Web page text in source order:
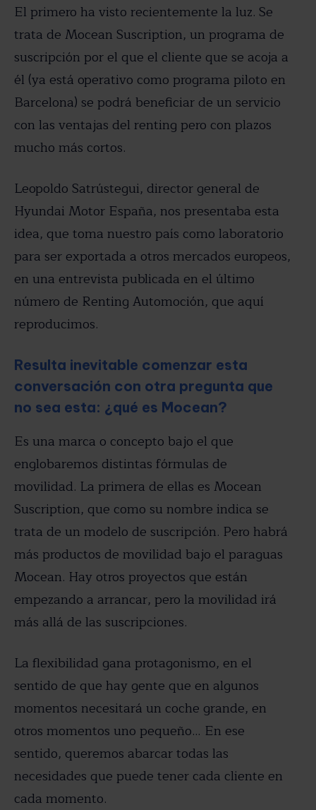
El primero ha visto recientemente la luz. Se
trata de Mocean Suscription, un programa de
suscripción por el que el cliente que se acoja a
él (ya está operativo como programa piloto en
Barcelona) se podrá beneficiar de un servicio
con las ventajas del renting pero con plazos
mucho más cortos.
Leopoldo Satrústegui, director general de
Hyundai Motor España, nos presentaba esta
idea, que toma nuestro país como laboratorio
para ser exportada a otros mercados europeos,
en una entrevista publicada en el último
número de Renting Automoción, que aquí
reproducimos.
Resulta inevitable comenzar esta
conversación con otra pregunta que
no sea esta: ¿qué es Mocean?
Es una marca o concepto bajo el que
englobaremos distintas fórmulas de
movilidad. La primera de ellas es Mocean
Suscription, que como su nombre indica se
trata de un modelo de suscripción. Pero habrá
más productos de movilidad bajo el paraguas
Mocean. Hay otros proyectos que están
empezando a arrancar, pero la movilidad irá
más allá de las suscripciones.
La flexibilidad gana protagonismo, en el
sentido de que hay gente que en algunos
momentos necesitará un coche grande, en
otros momentos uno pequeño… En ese
sentido, queremos abarcar todas las
necesidades que puede tener cada cliente en
cada momento.